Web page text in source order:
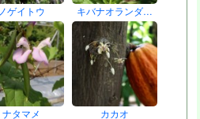
ノゲイトウ キバナオランダ…
ナタマメ カカオ